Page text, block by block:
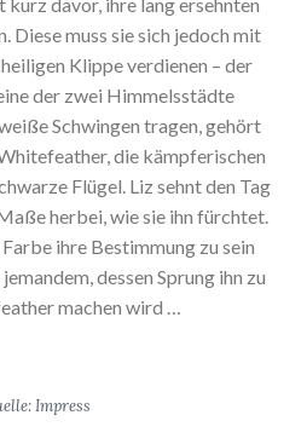
Diese muss sie sich jedoch mit
Klippe verdienen – der
der zwei Himmelsstädte
Schwingen tragen, gehört
die kämpferischen
Flügel. Liz sehnt den Tag
herbei, wie sie ihn fürchtet.
ihre Bestimmung zu sein
dessen Sprung ihn zu
machen wird …
Impress